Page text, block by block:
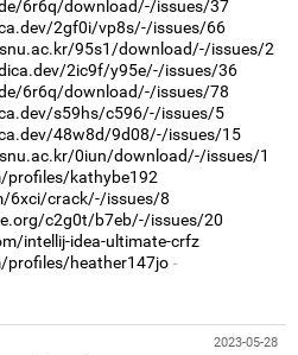
6r6q/download/-/issues/37
2gf0i/vp8s/-/issues/66
95s1/download/-/issues/2
2ic9f/y95e/-/issues/36
6r6q/download/-/issues/78
s59hs/c596/-/issues/5
48w8d/9d08/-/issues/15
0iun/download/-/issues/1
kathybe192
6xci/crack/-/issues/8
c2g0t/b7eb/-/issues/20
intellij-idea-ultimate-crfz
heather147jo
2023-05-28